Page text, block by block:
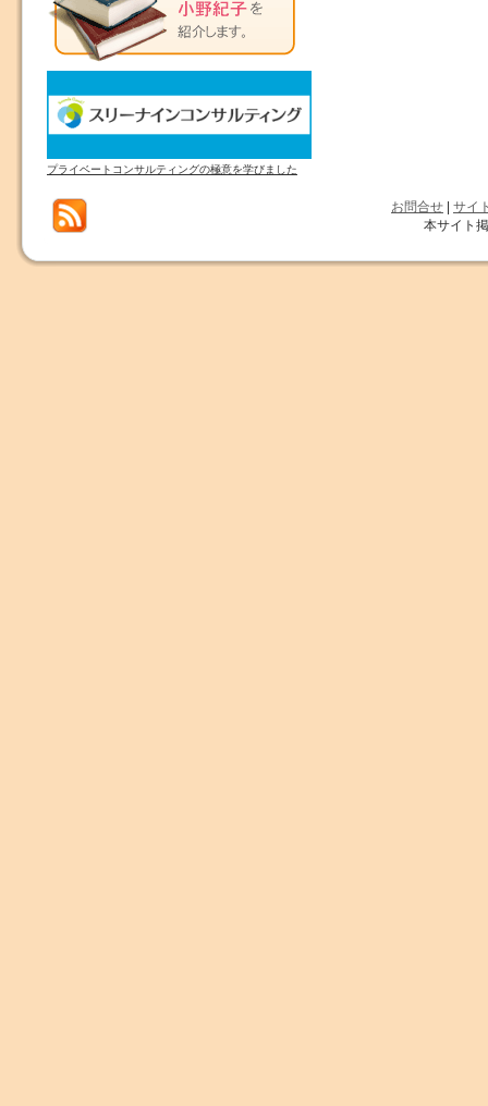
プライベートコンサルティングの極意を学びました
お問合せ
サイ
本サイト